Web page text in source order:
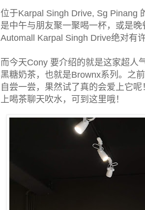
位于Karpal Singh Drive, Sg Pinang
是中午与朋友聚一聚喝一杯，或是
Automall Karpal Singh Drive绝对有
而今天Cony 要介绍的就是这家超人
黑糖奶茶，也就是Brownx系列。之
自尝一尝，果然试了真的会爱上它
上喝茶聊天吹水，可到这里哦！